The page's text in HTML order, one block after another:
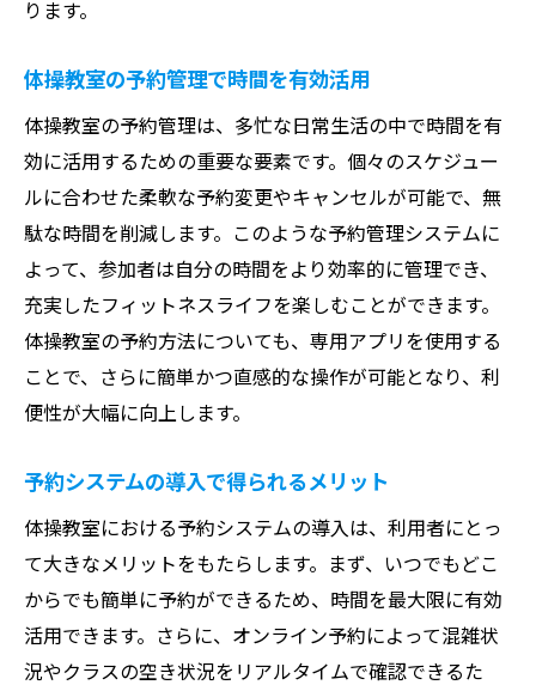
ります。
体操教室の予約管理で時間を有効活用
体操教室の予約管理は、多忙な日常生活の中で時間を有
効に活用するための重要な要素です。個々のスケジュー
ルに合わせた柔軟な予約変更やキャンセルが可能で、無
駄な時間を削減します。このような予約管理システムに
よって、参加者は自分の時間をより効率的に管理でき、
充実したフィットネスライフを楽しむことができます。
体操教室の予約方法についても、専用アプリを使用する
ことで、さらに簡単かつ直感的な操作が可能となり、利
便性が大幅に向上します。
予約システムの導入で得られるメリット
体操教室における予約システムの導入は、利用者にとっ
て大きなメリットをもたらします。まず、いつでもどこ
からでも簡単に予約ができるため、時間を最大限に有効
活用できます。さらに、オンライン予約によって混雑状
況やクラスの空き状況をリアルタイムで確認できるた